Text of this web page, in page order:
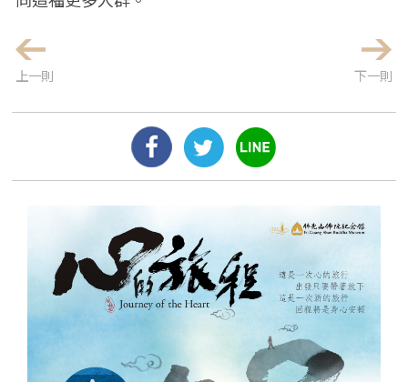
上一則 下一則